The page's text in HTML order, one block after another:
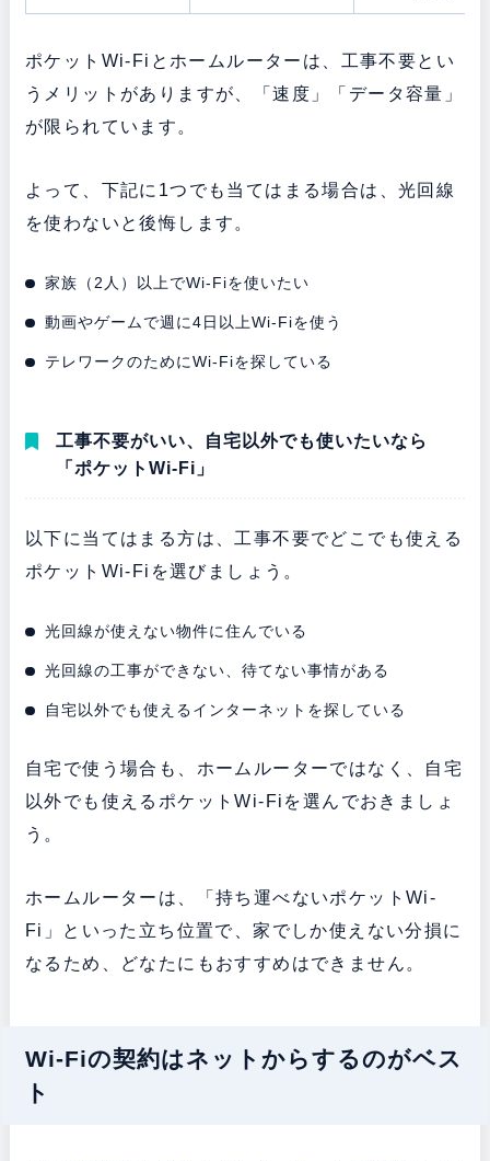
ポケットWi-Fiとホームルーターは、工事不要とい
うメリットがありますが、「速度」「データ容量」
が限られています。
よって、下記に1つでも当てはまる場合は、光回線
を使わないと後悔します。
家族（2人）以上でWi-Fiを使いたい
動画やゲームで週に4日以上Wi-Fiを使う
テレワークのためにWi-Fiを探している
工事不要がいい、自宅以外でも使いたいなら
「ポケットWi-Fi」
以下に当てはまる方は、工事不要でどこでも使える
ポケットWi-Fiを選びましょう。
光回線が使えない物件に住んでいる
光回線の工事ができない、待てない事情がある
自宅以外でも使えるインターネットを探している
自宅で使う場合も、ホームルーターではなく、自宅
以外でも使えるポケットWi-Fiを選んでおきましょ
う。
ホームルーターは、「持ち運べないポケットWi-
Fi」といった立ち位置で、家でしか使えない分損に
なるため、どなたにもおすすめはできません。
Wi-Fiの契約はネットからするのがベス
ト